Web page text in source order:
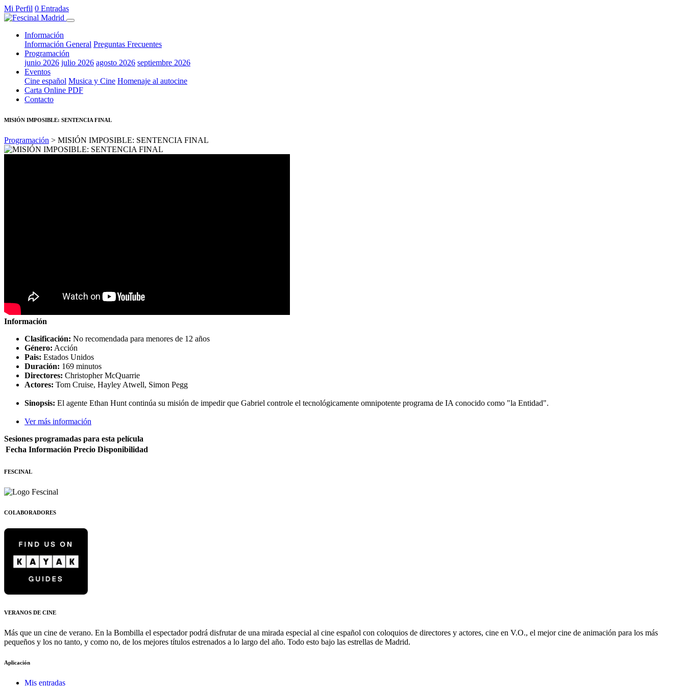
Mi Perfil 0 Entradas
Información
Información General Preguntas Frecuentes
Programación
junio 2026 julio 2026 agosto 2026 septiembre 2026
Eventos
Cine español Musica y Cine Homenaje al autocine
Carta Online PDF
Contacto
MISIÓN IMPOSIBLE: SENTENCIA FINAL
Programación > MISIÓN IMPOSIBLE: SENTENCIA FINAL
Información
Clasificación: No recomendada para menores de 12 años
Género: Acción
Pais: Estados Unidos
Duración: 169 minutos
Directores: Christopher McQuarrie
Actores: Tom Cruise, Hayley Atwell, Simon Pegg
Sinopsis: El agente Ethan Hunt continúa su misión de impedir que Gabriel controle el tecnológicamente omnipotente programa de IA conocido como "la Entidad".
Ver más información
Sesiones programadas para esta película
Fecha Información Precio Disponibilidad
FESCINAL
COLABORADORES
VERANOS DE CINE
Más que un cine de verano. En la Bombilla el espectador podrá disfrutar de una mirada especial al cine español con coloquios de directores y actores, cine en V.O., el mejor cine de animación para los más
pequeños y los no tanto, y como no, de los mejores títulos estrenados a lo largo del año. Todo esto bajo las estrellas de Madrid.
Aplicación
Mis entradas